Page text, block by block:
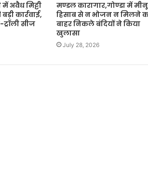
अवैध मिट्टी
कार्रवाई,
सीज
मण्डल कारागार,गोण्डा में
हिसाब से न भोजन न मिलने
बाहर निकले बंदियों ने किया
खुलासा
July 28, 2026